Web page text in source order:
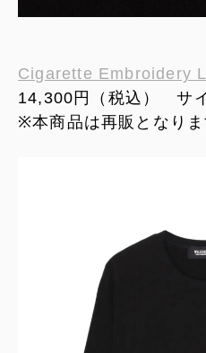
Cigarette Embroidery
14,300円（税込） サ
※本商品は再販となりま